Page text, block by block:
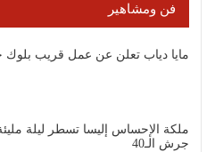
فن ومشاهير
مايا دياب تعلن عن عمل قريب بلوك
ملكة الإحساس إليسا تسطر ليلة
جرش الـ40